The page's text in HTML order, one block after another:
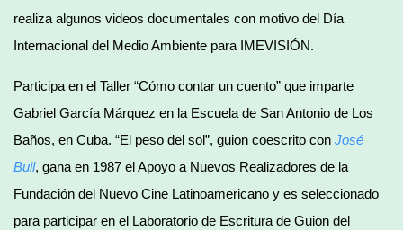
realiza algunos videos documentales con motivo del Día
Internacional del Medio Ambiente para IMEVISIÓN.
Participa en el Taller “Cómo contar un cuento” que imparte
Gabriel García Márquez en la Escuela de San Antonio de Los
Baños, en Cuba. “El peso del sol”, guion coescrito con José
Buil, gana en 1987 el Apoyo a Nuevos Realizadores de la
Fundación del Nuevo Cine Latinoamericano y es seleccionado
para participar en el Laboratorio de Escritura de Guion del